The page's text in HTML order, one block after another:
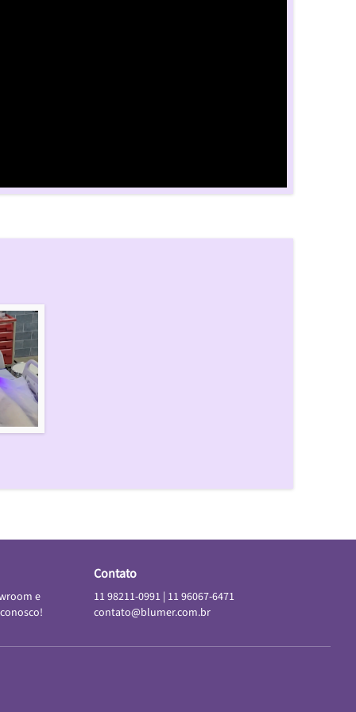
e
Contato
11 98211-0991 | 11 96067-6471
contato@blumer.com.br